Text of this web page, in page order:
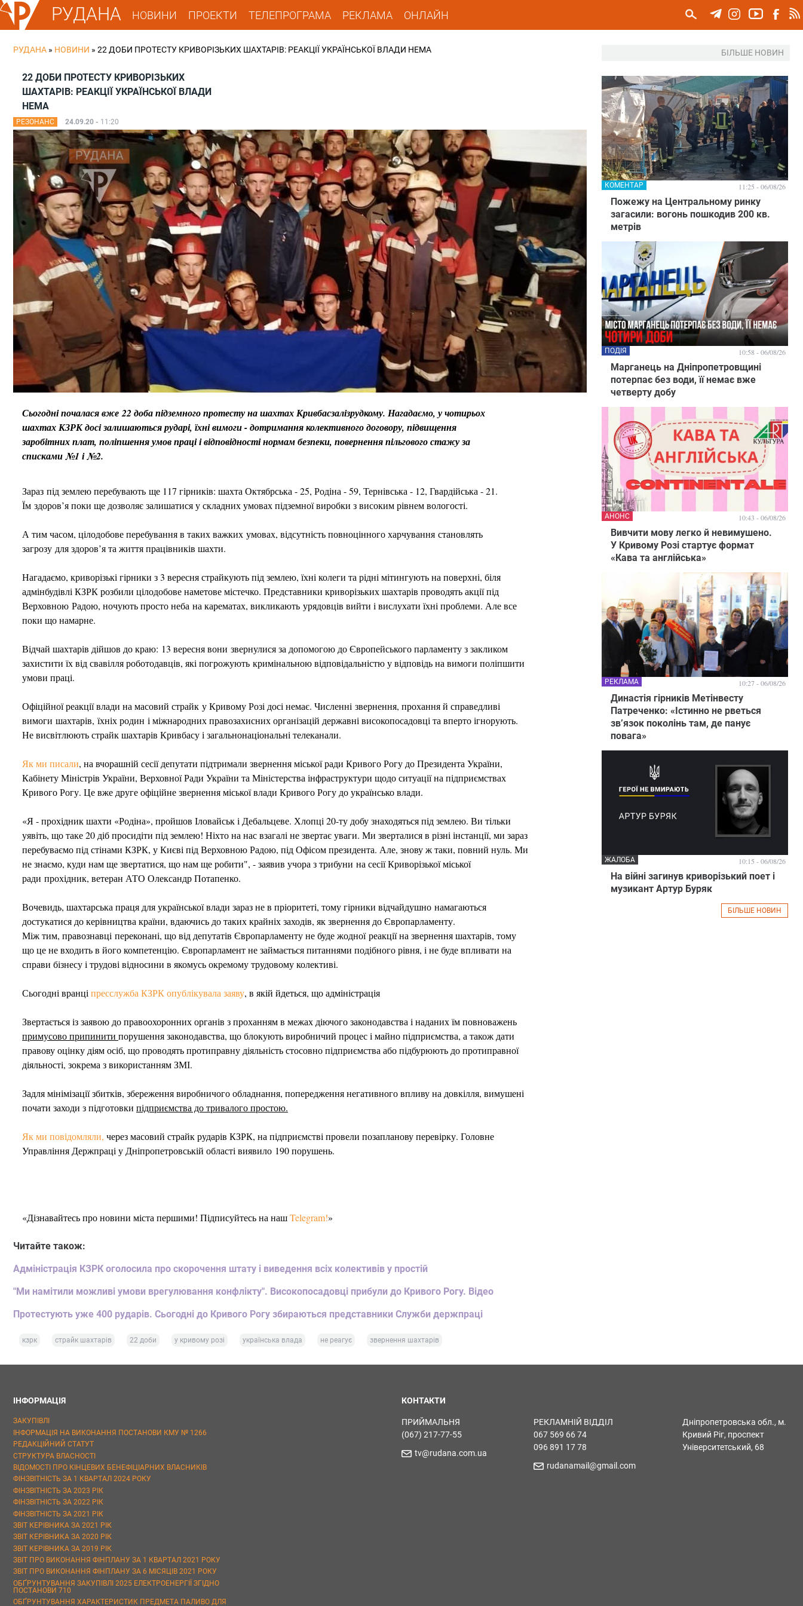
РУДАНА НОВИНИ ПРОЕКТИ ТЕЛЕПРОГРАМА РЕКЛАМА ОНЛАЙН
РУДАНА » НОВИНИ » 22 ДОБИ ПРОТЕСТУ КРИВОРІЗЬКИХ ШАХТАРІВ: РЕАКЦІЇ УКРАЇНСЬКОЇ ВЛАДИ НЕМА
22 ДОБИ ПРОТЕСТУ КРИВОРІЗЬКИХ
ШАХТАРІВ: РЕАКЦІЇ УКРАЇНСЬКОЇ ВЛАДИ
НЕМА
РЕЗОНАНС 24.09.20 - 11:20
Сьогодні почалася вже 22 доба підземного протесту на шахтах Кривбасзалізрудкому. Нагадаємо, у чотирьох
шахтах КЗРК досі залишаються рударі, їхні вимоги - дотримання колективного договору, підвищення
заробітних плат, поліпшення умов праці і відповідності нормам безпеки, повернення пільгового стажу за
списками №1 і №2.
Зараз під землею перебувають ще 117 гірників: шахта Октябрська - 25, Родіна - 59, Тернівська - 12, Гвардійська - 21.
Їм здоров’я поки ще дозволяє залишатися у складних умовах підземної виробки з високим рівнем вологості.
А тим часом, цілодобове перебування в таких важких умовах, відсутність повноцінного харчування становлять
загрозу для здоров’я та життя працівників шахти.
Нагадаємо, криворізькі гірники з 3 вересня страйкують під землею, їхні колеги та рідні мітингують на поверхні, біля
адмінбудівлі КЗРК розбили цілодобове наметове містечко. Представники криворізьких шахтарів проводять акції під
Верховною Радою, ночують просто неба на карематах, викликають урядовців вийти і вислухати їхні проблеми. Але все
поки що намарне.
Відчай шахтарів дійшов до краю: 13 вересня вони звернулися за допомогою до Європейського парламенту з закликом
захистити їх від свавілля роботодавців, які погрожують кримінальною відповідальністю у відповідь на вимоги поліпшити
умови праці.
Офіційної реакції влади на масовий страйк у Кривому Розі досі немає. Численні звернення, прохання й справедливі
вимоги шахтарів, їхніх родин і міжнародних правозахисних організацій державні високопосадовці та вперто ігнорують.
Не висвітлюють страйк шахтарів Кривбасу і загальнонаціональні телеканали.
Як ми писали, на вчорашній сесії депутати підтримали звернення міської ради Кривого Рогу до Президента України,
Кабінету Міністрів України, Верховної Ради України та Міністерства інфраструктури щодо ситуації на підприємствах
Кривого Рогу. Це вже друге офіційне звернення міської влади Кривого Рогу до українсько влади.
«Я - прохідник шахти «Родіна», пройшов Іловайськ і Дебальцеве. Хлопці 20-ту добу знаходяться під землею. Ви тільки
уявіть, що таке 20 діб просидіти під землею! Ніхто на нас взагалі не звертає уваги. Ми зверталися в різні інстанції, ми зараз
перебуваємо під стінами КЗРК, у Києві під Верховною Радою, під Офісом президента. Але, знову ж таки, повний нуль. Ми
не знаємо, куди нам ще звертатися, що нам ще робити", - заявив учора з трибуни на сесії Криворізької міської
ради прохідник, ветеран АТО Олександр Потапенко.
Вочевидь, шахтарська праця для української влади зараз не в пріоритеті, тому гірники відчайдушно намагаються
достукатися до керівництва країни, вдаючись до таких крайніх заходів, як звернення до Європарламенту.
Між тим, правознавці переконані, що від депутатів Європарламенту не буде жодної реакції на звернення шахтарів, тому
що це не входить в його компетенцію. Європарламент не займається питаннями подібного рівня, і не буде впливати на
справи бізнесу і трудові відносини в якомусь окремому трудовому колективі.
Сьогодні вранці пресслужба КЗРК опублікувала заяву, в якій йдеться, що адміністрація
Звертається із заявою до правоохоронних органів з проханням в межах діючого законодавства і наданих їм повноважень
примусово припинити порушення законодавства, що блокують виробничий процес і майно підприємства, а також дати
правову оцінку діям осіб, що проводять протиправну діяльність стосовно підприємства або підбурюють до протиправної
діяльності, зокрема з використанням ЗМІ.
Задля мінімізації збитків, збереження виробничого обладнання, попередження негативного впливу на довкілля, вимушені
почати заходи з підготовки підприємства до тривалого простою.
Як ми повідомляли, через масовий страйк рударів КЗРК, на підприємстві провели позапланову перевірку. Головне
Управління Держпраці у Дніпропетровській області виявило 190 порушень.
«Дізнавайтесь про новини міста першими! Підписуйтесь на нашTelegram!»
Читайте також:
Адміністрація КЗРК оголосила про скорочення штату і виведення всіх колективів у простій
"Ми намітили можливі умови врегулювання конфлікту". Високопосадовці прибули до Кривого Рогу. Відео
Протестують уже 400 рударів. Сьогодні до Кривого Рогу збираються представники Служби держпраці
кзрк страйк шахтарів 22 доби у кривому розі українська влада не реагує звернення шахтарів
БІЛЬШЕ НОВИН
Пожежу на Центральному ринку
загасили: вогонь пошкодив 200 кв.
метрів
КОМЕНТАР 11:25 - 06/08/26
Марганець на Дніпропетровщині
потерпає без води, її немає вже
четверту добу
ПОДІЯ 10:58 - 06/08/26
Вивчити мову легко й невимушено.
У Кривому Розі стартує формат
«Кава та англійська»
АНОНС 10:43 - 06/08/26
Династія гірників Метінвесту
Патреченко: «Істинно не рветься
зв’язок поколінь там, де панує
повага»
РЕКЛАМА 10:27 - 06/08/26
На війні загинув криворізький поет і
музикант Артур Буряк
ЖАЛОБА 10:15 - 06/08/26
БІЛЬШЕ НОВИН
ІНФОРМАЦІЯ
ЗАКУПІВЛІ
ІНФОРМАЦІЯ НА ВИКОНАННЯ ПОСТАНОВИ КМУ № 1266
РЕДАКЦІЙНИЙ СТАТУТ
СТРУКТУРА ВЛАСНОСТІ
ВІДОМОСТІ ПРО КІНЦЕВИХ БЕНЕФІЦІАРНИХ ВЛАСНИКІВ
ФІНЗВІТНІСТЬ ЗА 1 КВАРТАЛ 2024 РОКУ
ФІНЗВІТНІСТЬ ЗА 2023 РІК
ФІНЗВІТНІСТЬ ЗА 2022 РІК
ФІНЗВІТНІСТЬ ЗА 2021 РІК
ЗВІТ КЕРІВНИКА ЗА 2021 РІК
ЗВІТ КЕРІВНИКА ЗА 2020 РІК
ЗВІТ КЕРІВНИКА ЗА 2019 РІК
ЗВІТ ПРО ВИКОНАННЯ ФІНПЛАНУ ЗА 1 КВАРТАЛ 2021 РОКУ
ЗВІТ ПРО ВИКОНАННЯ ФІНПЛАНУ ЗА 6 МІСЯЦІВ 2021 РОКУ
ОБҐРУНТУВАННЯ ЗАКУПІВЛІ 2025 ЕЛЕКТРОЕНЕРГІЇ ЗГІДНО
ПОСТАНОВИ 710
ОБҐРУНТУВАННЯ ХАРАКТЕРИСТИК ПРЕДМЕТА ПАЛИВО ДЛЯ
КОНТАКТИ
ПРИЙМАЛЬНЯ
(067) 217-77-55
tv@rudana.com.ua
РЕКЛАМНІЙ ВІДДІЛ
067 569 66 74
096 891 17 78
rudanamail@gmail.com
Дніпропетровська обл., м.
Кривий Ріг, проспект
Університетський, 68